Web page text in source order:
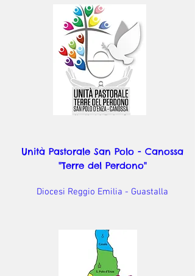
Unità Pastorale San Polo - Canossa
"Terre del Perdono"
Diocesi Reggio Emilia - Guastalla